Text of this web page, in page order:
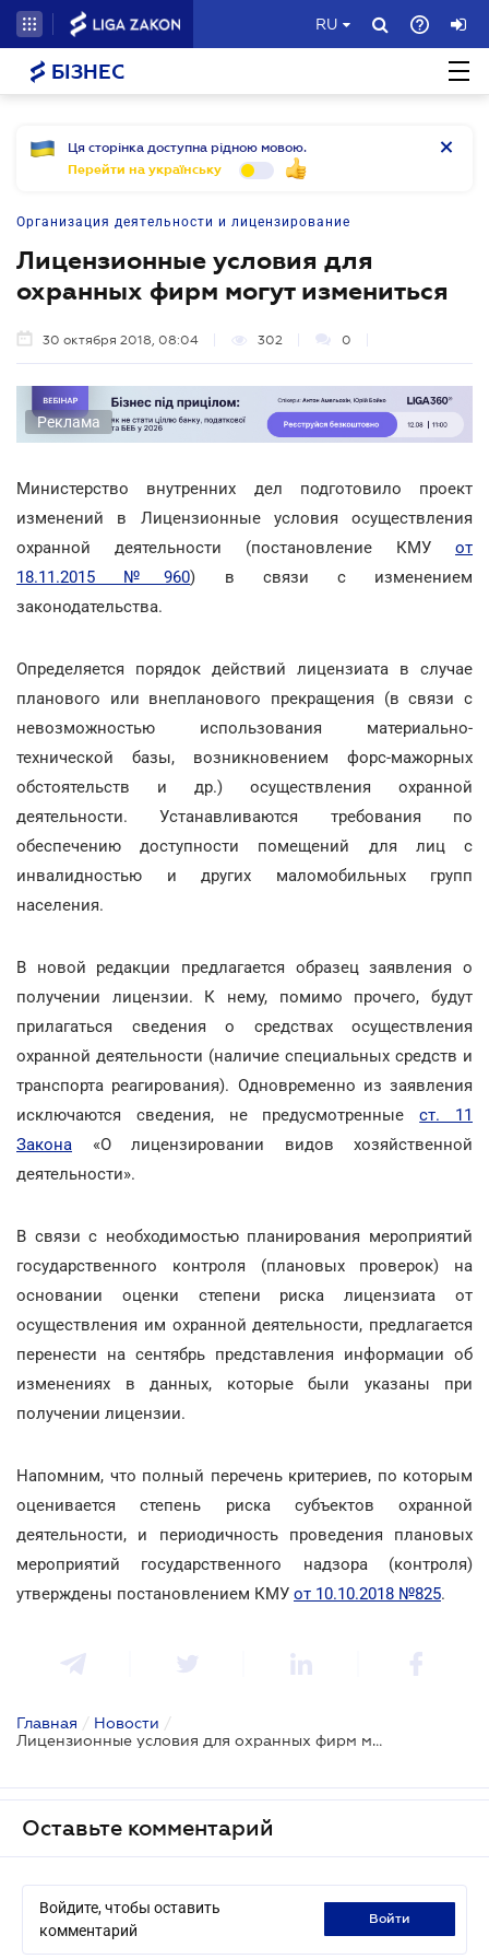
RU
БІЗНЕС
Ця сторінка доступна рідною мовою.
Перейти на українську
Организация деятельности и лицензирование
Лицензионные условия для
охранных фирм могут измениться
30 октября 2018, 08:04 302 0
Реклама
Министерство внутренних дел подготовило проект
изменений в Лицензионные условия осуществления
охранной деятельности (постановление КМУ от
18.11.2015 №960) в связи с изменением
законодательства.
Определяется порядок действий лицензиата в случае
планового или внепланового прекращения (в связи с
невозможностью использования материально-
технической базы, возникновением форс-мажорных
обстоятельств и др.) осуществления охранной
деятельности. Устанавливаются требования по
обеспечению доступности помещений для лиц с
инвалидностью и других маломобильных групп
населения.
В новой редакции предлагается образец заявления о
получении лицензии. К нему, помимо прочего, будут
прилагаться сведения о средствах осуществления
охранной деятельности (наличие специальных средств и
транспорта реагирования). Одновременно из заявления
исключаются сведения, не предусмотренныест. 11
Закона «О лицензировании видов хозяйственной
деятельности».
В связи с необходимостью планирования мероприятий
государственного контроля (плановых проверок) на
основании оценки степени риска лицензиата от
осуществления им охранной деятельности, предлагается
перенести на сентябрь представления информации об
изменениях в данных, которые были указаны при
получении лицензии.
Напомним, что полный перечень критериев, по которым
оценивается степень риска субъектов охранной
деятельности, и периодичность проведения плановых
мероприятий государственного надзора (контроля)
утверждены постановлением КМУ от 10.10.2018 №825.
Главная / Новости /
Лицензионные условия для охранных фирм могут измениться
Оставьте комментарий
Войдите, чтобы оставить
комментарий
войти